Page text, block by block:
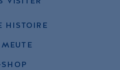
HISTOIRE
SHOP